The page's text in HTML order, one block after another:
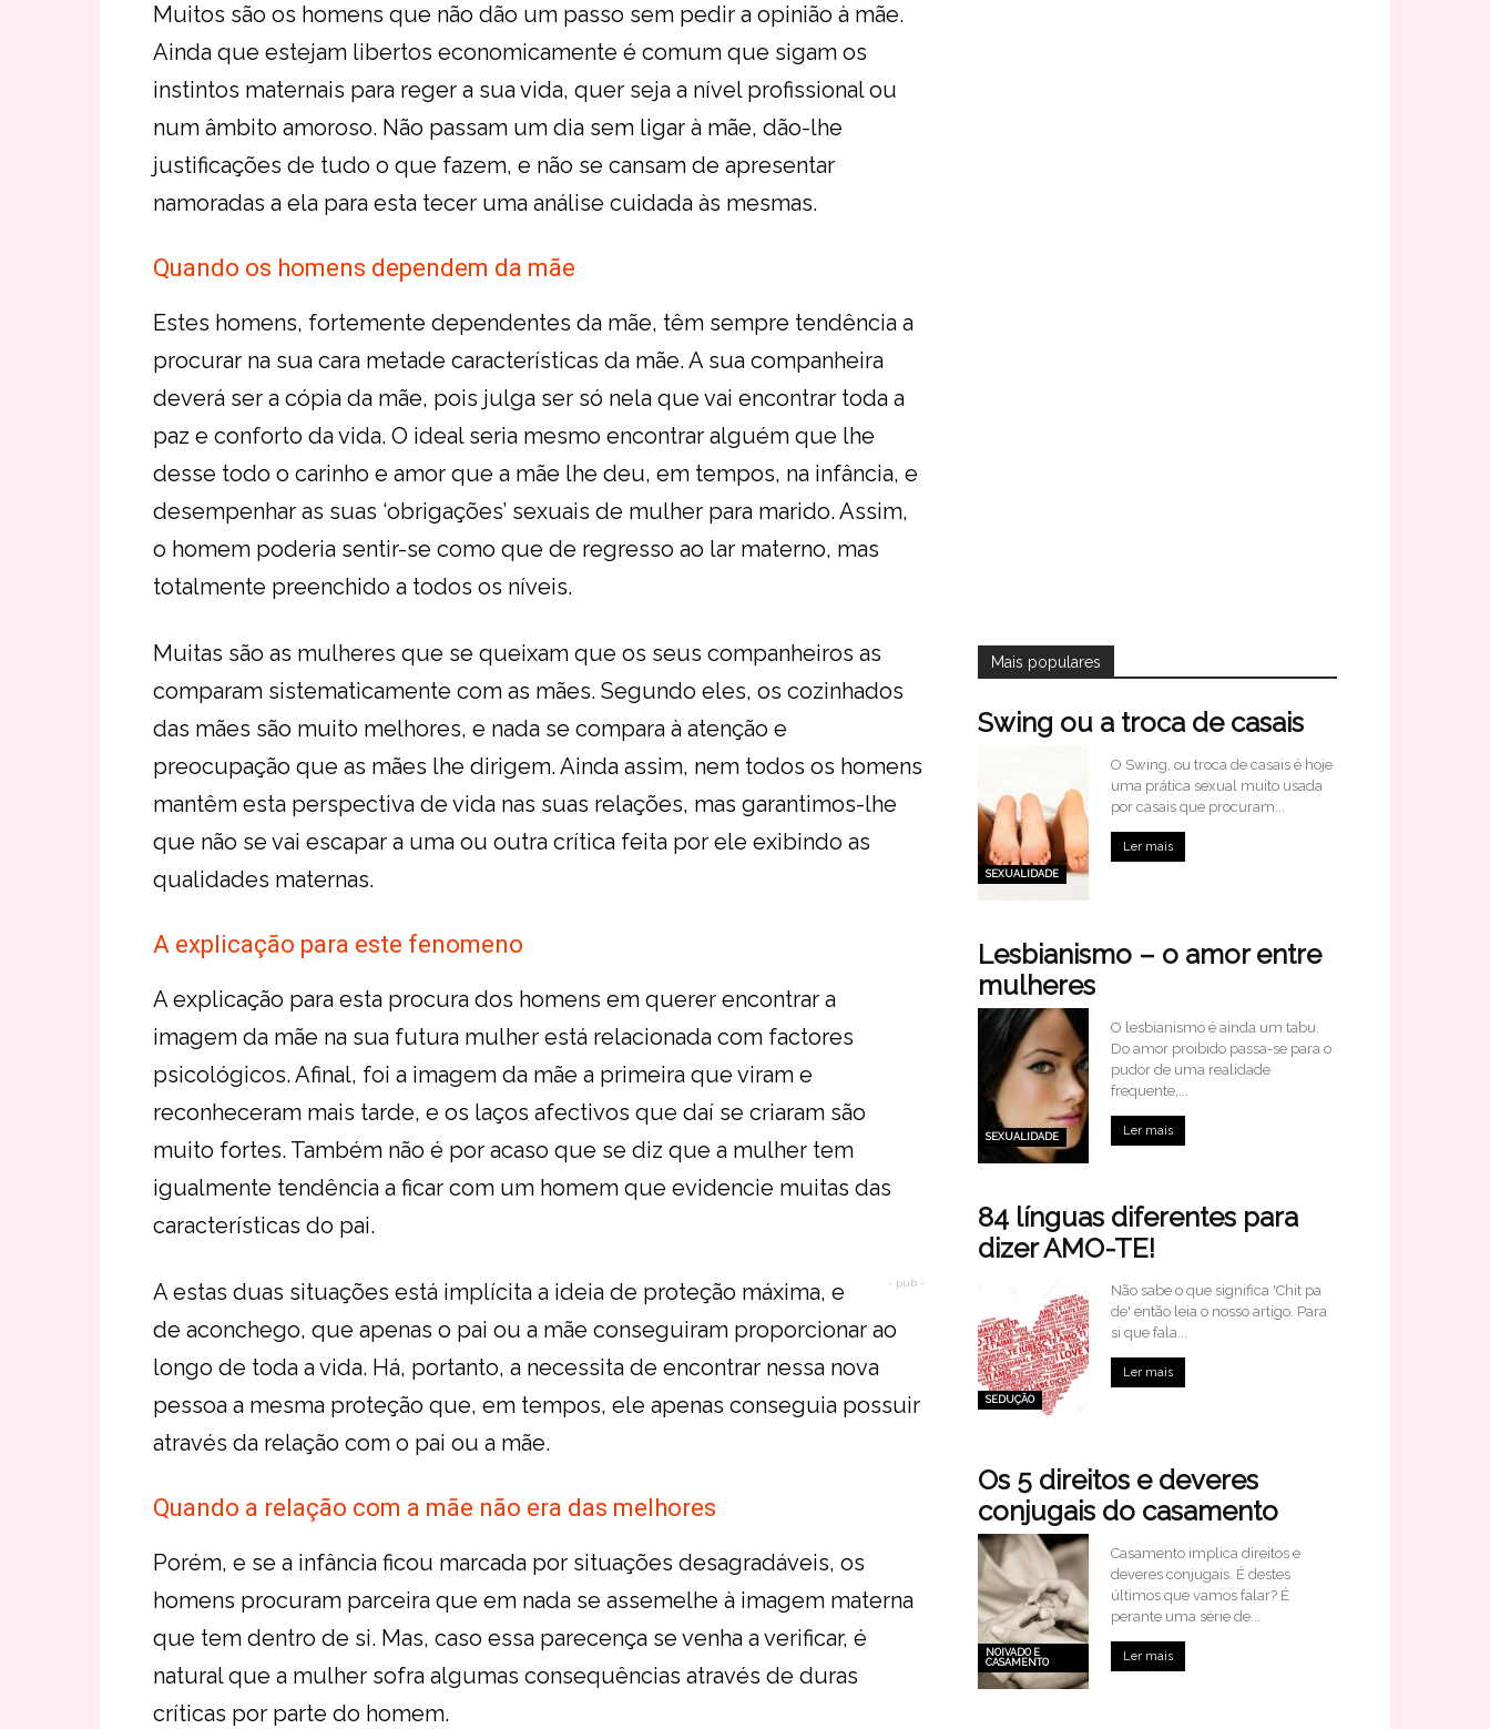
Muitos são os homens que não dão um passo sem pedir a opinião à mãe.
Ainda que estejam libertos economicamente é comum que sigam os
instintos maternais para reger a sua vida, quer seja a nível profissional ou
num âmbito amoroso. Não passam um dia sem ligar à mãe, dão-lhe
justificações de tudo o que fazem, e não se cansam de apresentar
namoradas a ela para esta tecer uma análise cuidada às mesmas.
Quando os homens dependem da mãe
Estes homens, fortemente dependentes da mãe, têm sempre tendência a
procurar na sua cara metade características da mãe. A sua companheira
deverá ser a cópia da mãe, pois julga ser só nela que vai encontrar toda a
paz e conforto da vida. O ideal seria mesmo encontrar alguém que lhe
desse todo o carinho e amor que a mãe lhe deu, em tempos, na infância, e
desempenhar as suas ‘obrigações’ sexuais de mulher para marido. Assim,
o homem poderia sentir-se como que de regresso ao lar materno, mas
totalmente preenchido a todos os níveis.
Muitas são as mulheres que se queixam que os seus companheiros as
comparam sistematicamente com as mães. Segundo eles, os cozinhados
das mães são muito melhores, e nada se compara à atenção e
preocupação que as mães lhe dirigem. Ainda assim, nem todos os homens
mantêm esta perspectiva de vida nas suas relações, mas garantimos-lhe
que não se vai escapar a uma ou outra crítica feita por ele exibindo as
qualidades maternas.
A explicação para este fenomeno
A explicação para esta procura dos homens em querer encontrar a
imagem da mãe na sua futura mulher está relacionada com factores
psicológicos. Afinal, foi a imagem da mãe a primeira que viram e
reconheceram mais tarde, e os laços afectivos que daí se criaram são
muito fortes. Também não é por acaso que se diz que a mulher tem
igualmente tendência a ficar com um homem que evidencie muitas das
características do pai.
- pub -
A estas duas situações está implícita a ideia de proteção máxima, e
de aconchego, que apenas o pai ou a mãe conseguiram proporcionar ao
longo de toda a vida. Há, portanto, a necessita de encontrar nessa nova
pessoa a mesma proteção que, em tempos, ele apenas conseguia possuir
através da relação com o pai ou a mãe.
Quando a relação com a mãe não era das melhores
Porém, e se a infância ficou marcada por situações desagradáveis, os
homens procuram parceira que em nada se assemelhe à imagem materna
que tem dentro de si. Mas, caso essa parecença se venha a verificar, é
natural que a mulher sofra algumas consequências através de duras
críticas por parte do homem.
Mais populares
Swing ou a troca de casais
SEXUALIDADE
O Swing, ou troca de casais é hoje
uma prática sexual muito usada
por casais que procuram...
Ler mais
Lesbianismo – o amor entre
mulheres
SEXUALIDADE
O lesbianismo é ainda um tabu.
Do amor proibido passa-se para o
pudor de uma realidade
frequente,...
Ler mais
84 línguas diferentes para
dizer AMO-TE!
SEDUÇÃO
Não sabe o que significa 'Chit pa
de' então leia o nosso artigo. Para
si que fala...
Ler mais
Os 5 direitos e deveres
conjugais do casamento
NOIVADO E
CASAMENTO
Casamento implica direitos e
deveres conjugais. É destes
últimos que vamos falar? É
perante uma série de...
Ler mais